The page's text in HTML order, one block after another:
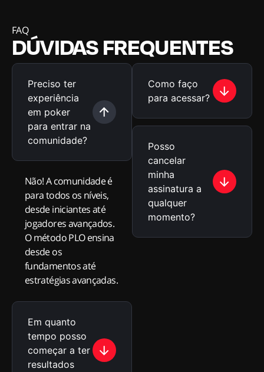
FAQ
DÚVIDAS FREQUENTES
Preciso ter
experiência
em poker
para entrar na
comunidade?
Não! A comunidade é
para todos os níveis,
desde iniciantes até
jogadores avançados.
O método PLO ensina
desde os
fundamentos até
estratégias avançadas.
Em quanto
tempo posso
começar a ter
resultados
Como faço
para acessar?
Posso
cancelar
minha
assinatura a
qualquer
momento?